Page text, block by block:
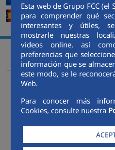
Esta web de Grupo FCC (el
para comprender qué
interesantes y útiles,
mostrarle nuestras
videos online, así
preferencias que
información que se
este modo, se le
Web.
Para conocer más
Cookies, consulte nuestra
Aqualia Innovación
Proyectos
Misiones ECLOSION
Proyecto